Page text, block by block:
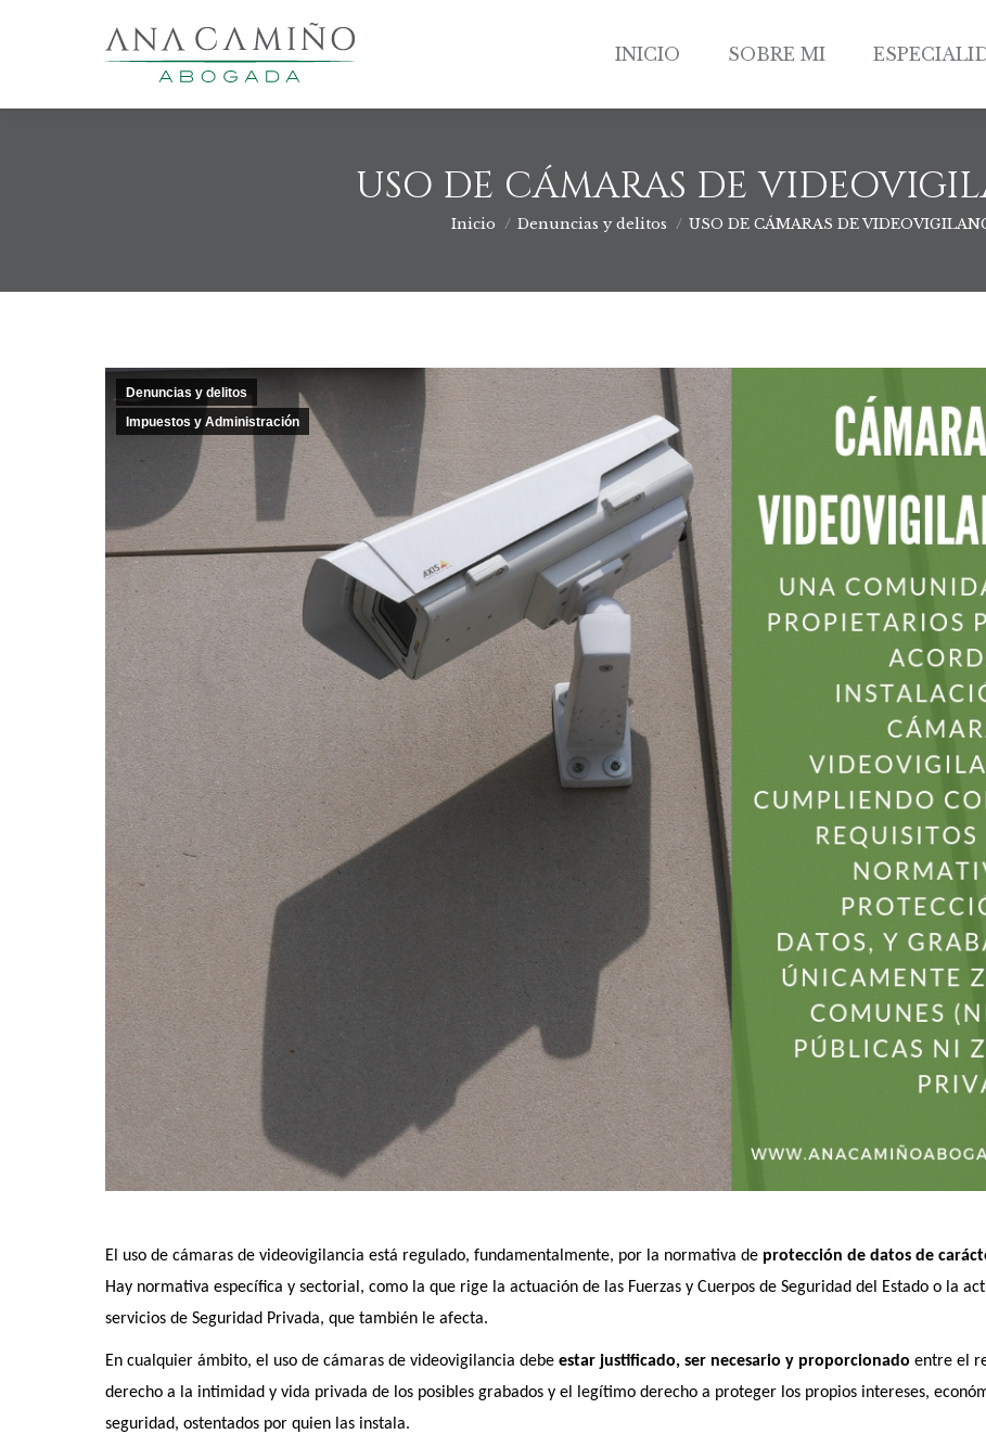
INICIO SOBRE MI
USO DE CÁMARAS DE
Estás aquí:
Inicio Denuncias y delitos USO DE CÁMARAS DE
Denuncias y delitos
Impuestos y Administración
El uso de cámaras de videovigilancia está regulado, fundamentalmente, por la normativa de protección de datos de
Hay normativa específica y sectorial, como la que rige la actuación de las Fuerzas y Cuerpos de Seguridad del Estado o la
servicios de Seguridad Privada, que también le afecta.
En cualquier ámbito, el uso de cámaras de videovigilancia debe estar justificado, ser necesario y proporcionado entre el
derecho a la intimidad y vida privada de los posibles grabados y el legítimo derecho a proteger los propios intereses,
seguridad, ostentados por quien las instala.
INICIO SOBRE MI